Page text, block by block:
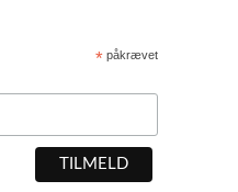
*påkrævet